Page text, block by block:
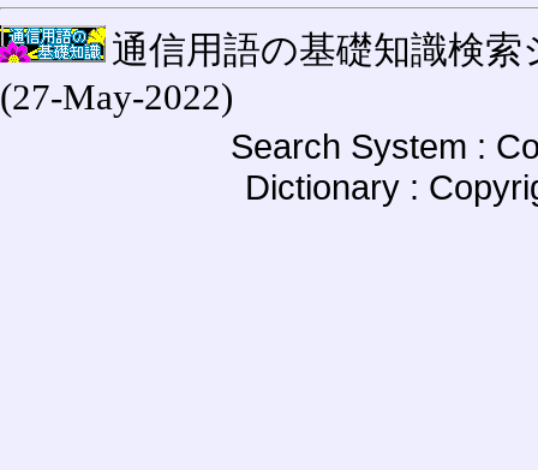
通信用語の基礎知識検索
(27-May-2022)
Search System :
Dictionary :